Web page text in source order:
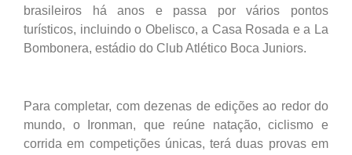
brasileiros há anos e passa por vários pontos
turísticos, incluindo o Obelisco, a Casa Rosada e a La
Bombonera, estádio do Club Atlético Boca Juniors.
Para completar, com dezenas de edições ao redor do
mundo, o Ironman, que reúne natação, ciclismo e
corrida em competições únicas, terá duas provas em